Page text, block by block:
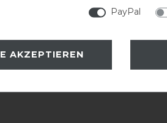
Braun und Weiß
PayPal
AKZEPTIEREN